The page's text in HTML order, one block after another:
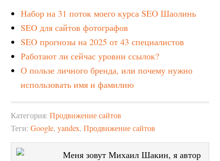
Набор на 31 поток моего курса SEO Шаолинь
SEO для сайтов фотографов
SEO прогнозы на 2025 от 43 специалистов
Работают ли сейчас уровни ссылок?
О пользе личного бренда, или почему нужно
использовать имя и фамилию
Категория:Продвижение сайтов
Теги:Google,yandex,Продвижение сайтов
Меня зовут Михаил Шакин, я автор